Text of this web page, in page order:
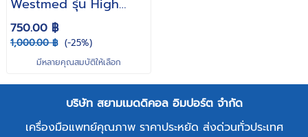
Westmed รุ่น High
Flow Cannula (สำหรับ /
ทารก / เด็กโต / ผู้ใหญ่ /
คลอดก่อนกำหนด )
750.00 ฿
1,000.00 ฿ (-25%)
มีหลายคุณสมบัติให้เลือก
บริษัท สยามเมดดิคอล อิมปอร์ต จำกัด
เครื่องมือแพทย์คุณภาพ ราคาประหยัด ส่งด่วนทั่วประเทศ